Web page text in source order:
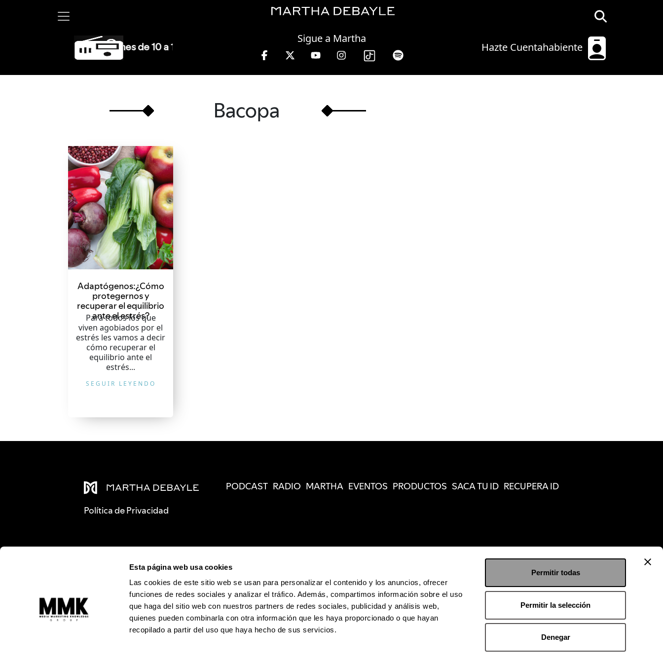
Esta página web usa cookies
Las cookies de este sitio web se usan para personalizar el contenido y los anuncios, ofrecer
funciones de redes sociales y analizar el tráfico. Además, compartimos información sobre el uso
que haga del sitio web con nuestros partners de redes sociales, publicidad y análisis web,
quienes pueden combinarla con otra información que les haya proporcionado o que hayan
recopilado a partir del uso que haya hecho de sus servicios.
Permitir todas
Permitir la selección
Denegar
Hazte Cuentahabiente
Sigue a Martha
Martha Debayle en W, lunes a viernes de 10 a 13 hrs.
Bacopa
Adaptógenos:¿Cómo
protegernos y
recuperar el equilibrio
ante el estrés?
Para todos los que
viven agobiados por el
estrés les vamos a decir
cómo recuperar el
equilibrio ante el
estrés...
SEGUIR LEYENDO
Política de Privacidad
PODCAST RADIO MARTHA EVENTOS PRODUCTOS SACA TU ID RECUPERA ID